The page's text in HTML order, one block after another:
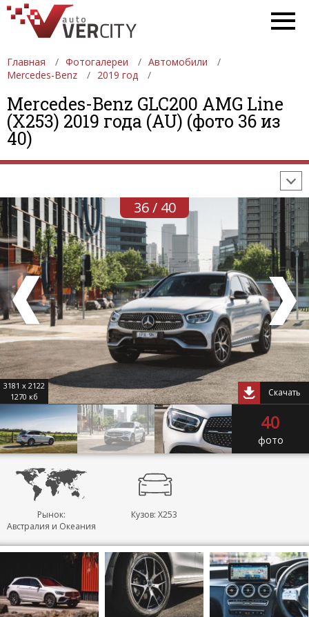
Главная Фотогалереи
Автомобили
Mercedes-Benz
2019 год
Mercedes-Benz GLC200 AMG Line
(X253) 2019 года (AU) (фото 36 из
40)
ФОТОГАЛЕРЕИ АВТОМОБИЛИ
ДЕВУШКИ
АВТОСАЛОНЫ
36 / 40
3181 x 2122
1270 кб
Скачать
40
фото
Рынок:
Австралия и Океания
Кузов: X253